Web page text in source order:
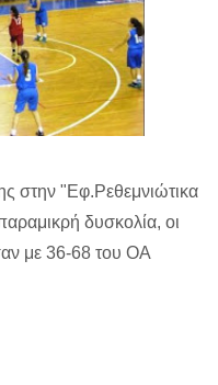
στην "Εφ.Ρεθεμνιώτικα
δυσκολία, οι
με 36-68 του ΟΑ